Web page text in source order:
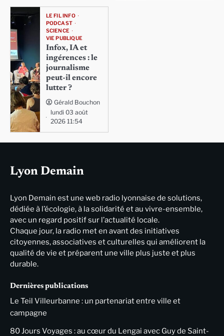
LE FIL INFO
PODCAST
SCIENCE
VIE PUBLIQUE
Infox, IA et
ingérences : le
journalisme
peut-il encore
lutter ?
Gérald Bouchon
lundi 03 août
2026 11:54
Lyon Demain
Lyon Demain est une web radio lyonnaise de solutions,
dédiée à l’écologie, à la solidarité et au vivre-ensemble,
avec un regard positif sur l’actualité locale.
Chaque jour, la radio met en avant des initiatives
citoyennes, associatives et culturelles qui améliorent la
qualité de vie et préparent une ville plus juste et plus
durable.
Dernières publications
Le Teil Villeurbanne : un partenariat entre ville et
campagne
80 Jours Voyages : au cœur du Lengai avec Guy de Saint-